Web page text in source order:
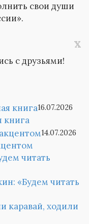
свои души
x
с друзьями!
16.07.2026
книга
14.07.2026
«Будем читать